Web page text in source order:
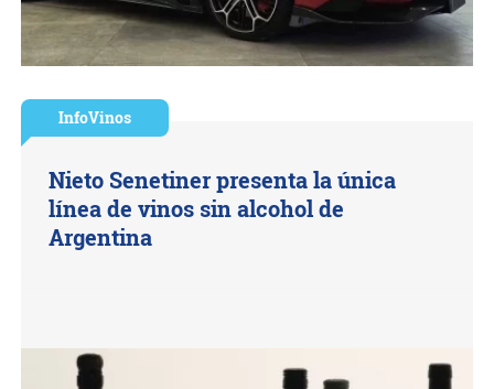
InfoVinos
Nieto Senetiner presenta la única
línea de vinos sin alcohol de
Argentina